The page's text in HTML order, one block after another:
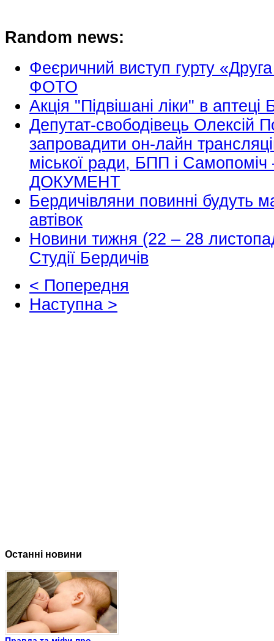
Random news:
Феєричний виступ гурту
ФОТО
Акція "Підвішані ліки" в аптеці
Депутат-свободівець Олексій
запровадити он-лайн
міської ради, БПП і Самопоміч
ДОКУМЕНТ
Бердичівляни повинні будуть
автівок
Новини тижня (22 – 28
Студії Бердичів
< Попередня
Наступна >
Останні новини